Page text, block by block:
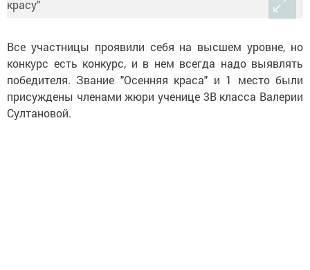
Все участницы проявили себя на высшем уровне, но
конкурс есть конкурс, и в нем всегда надо выявлять
победителя. Звание "Осенняя краса" и 1 место были
присуждены членами жюри ученице 3В класса Валерии
Султановой.